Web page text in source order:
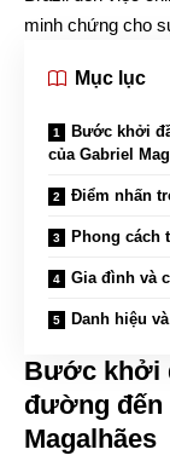
minh chứng cho
Mục lục
Bước khởi
của Gabriel
Điểm nhấn
Phong cách
Gia đình và
Danh hiệu
Bước khởi
đường đến
Magalhães